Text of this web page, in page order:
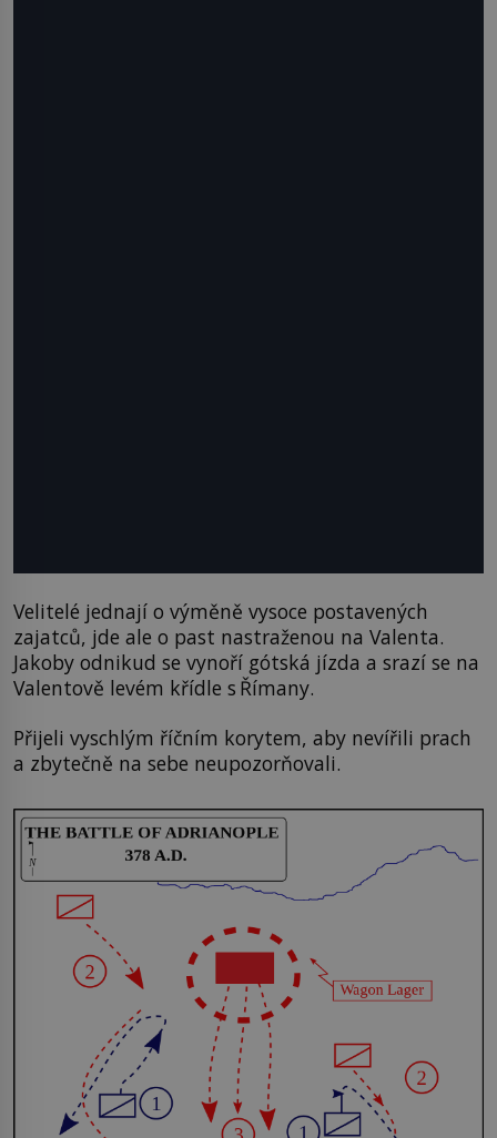
Velitelé jednají o výměně vysoce postavených
zajatců, jde ale o past nastraženou na Valenta.
Jakoby odnikud se vynoří gótská jízda a srazí se na
Valentově levém křídle s Římany.
Přijeli vyschlým říčním korytem, aby nevířili prach
a zbytečně na sebe neupozorňovali.